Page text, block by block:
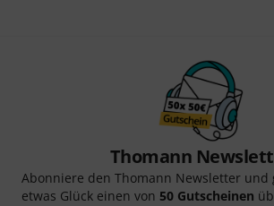
Thomann
Abonniere den Thomann Newsletter und
etwas Glück einen von 50 Gutscheinen